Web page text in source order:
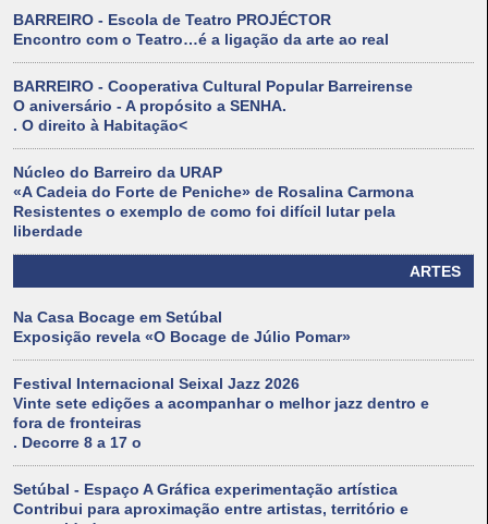
BARREIRO - Escola de Teatro PROJÉCTOR
Encontro com o Teatro…é a ligação da arte ao real
BARREIRO - Cooperativa Cultural Popular Barreirense
O aniversário - A propósito a SENHA.
. O direito à Habitação<
Núcleo do Barreiro da URAP
«A Cadeia do Forte de Peniche» de Rosalina Carmona
Resistentes o exemplo de como foi difícil lutar pela
liberdade
ARTES
Na Casa Bocage em Setúbal
Exposição revela «O Bocage de Júlio Pomar»
Festival Internacional Seixal Jazz 2026
Vinte sete edições a acompanhar o melhor jazz dentro e
fora de fronteiras
. Decorre 8 a 17 o
Setúbal - Espaço A Gráfica experimentação artística
Contribui para aproximação entre artistas, território e